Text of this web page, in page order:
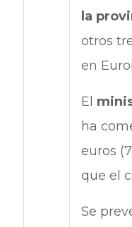
la
otros
en
El
ha
euros
que el
Se